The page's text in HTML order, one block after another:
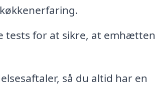
tests for at sikre, at emhætten
så du altid har en